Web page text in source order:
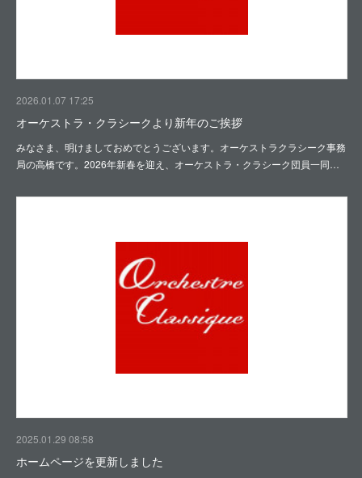
2026.01.07 17:25
オーケストラ・クラシークより新年のご挨拶
みなさま、明けましておめでとうございます。オーケストラクラシーク事務
局の高橋です。2026年新春を迎え、オーケストラ・クラシーク団員一同…
2025.01.29 08:58
ホームページを更新しました